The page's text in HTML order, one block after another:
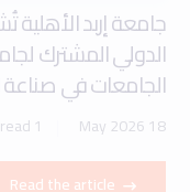
جامعة إربد
الدولي المشترك
الجامعات في
18 May 2026
1 min read
Read the article